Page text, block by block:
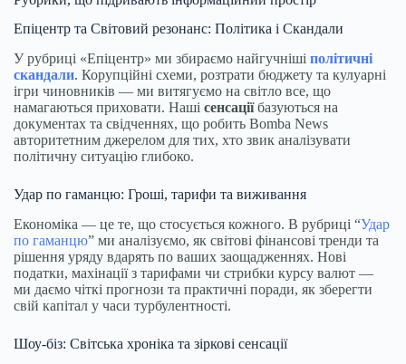
Епіцентр та Світовий резонанс: Політика і Скандали
У рубриці «Епіцентр» ми збираємо найгучніші політичні
скандали. Корупційні схеми, розтрати бюджету та кулуарні
ігри чиновників — ми витягуємо на світло все, що
намагаються приховати. Наші сенсаціїбазуються на
документах та свідченнях, що робить Bomba News
авторитетним джерелом для тих, хто звик аналізувати
політичну ситуацію глибоко.
Удар по гаманцю: Гроші, тарифи та виживання
Економіка — це те, що стосується кожного. В рубриці “Удар
по гаманцю” ми аналізуємо, як світові фінансові тренди та
рішення уряду вдарять по ваших заощадженнях. Нові
податки, махінації з тарифами чи стрибки курсу валют —
ми даємо чіткі прогнози та практичні поради, як зберегти
свій капітал у часи турбулентності.
Шоу-біз: Світська хроніка та зіркові сенсації